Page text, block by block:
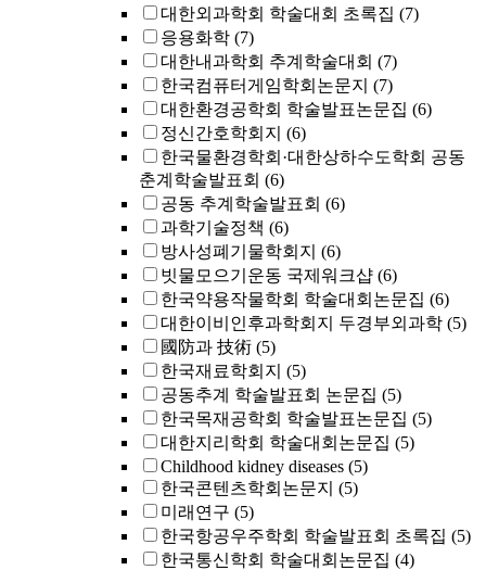
대한외과학회 학술대회 초록집 (7)
응용화학 (7)
대한내과학회 추계학술대회 (7)
한국컴퓨터게임학회논문지 (7)
대한환경공학회 학술발표논문집 (6)
정신간호학회지 (6)
한국물환경학회·대한상하수도학회 공동
춘계학술발표회 (6)
공동 추계학술발표회 (6)
과학기술정책 (6)
방사성폐기물학회지 (6)
빗물모으기운동 국제워크샵 (6)
한국약용작물학회 학술대회논문집 (6)
대한이비인후과학회지 두경부외과학 (5)
國防과 技術 (5)
한국재료학회지 (5)
공동추계 학술발표회 논문집 (5)
한국목재공학회 학술발표논문집 (5)
대한지리학회 학술대회논문집 (5)
Childhood kidney diseases (5)
한국콘텐츠학회논문지 (5)
미래연구 (5)
한국항공우주학회 학술발표회 초록집 (5)
한국통신학회 학술대회논문집 (4)